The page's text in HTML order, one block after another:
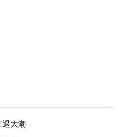
退大潮